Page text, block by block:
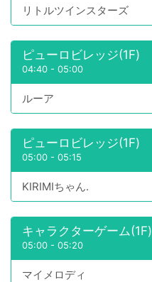
リトルツインスターズ
ピューロビレッジ(1F)
04:40 - 05:00
ルーア
ピューロビレッジ(1F)
05:00 - 05:15
KIRIMIちゃん.
キャラクターゲーム(1F)
05:00 - 05:20
マイメロディ